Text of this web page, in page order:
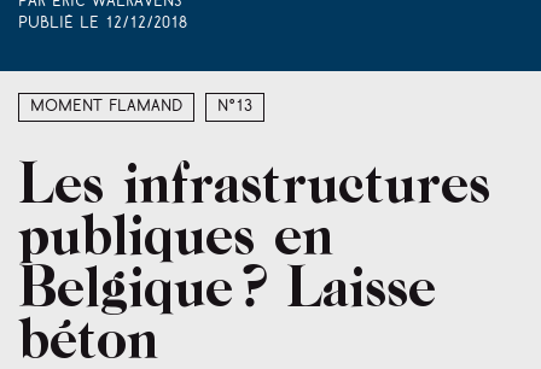
Publié le 12/12/2018
Moment Flamand N°13
Les infrastructures
publiques en
Belgique ? Laisse
béton